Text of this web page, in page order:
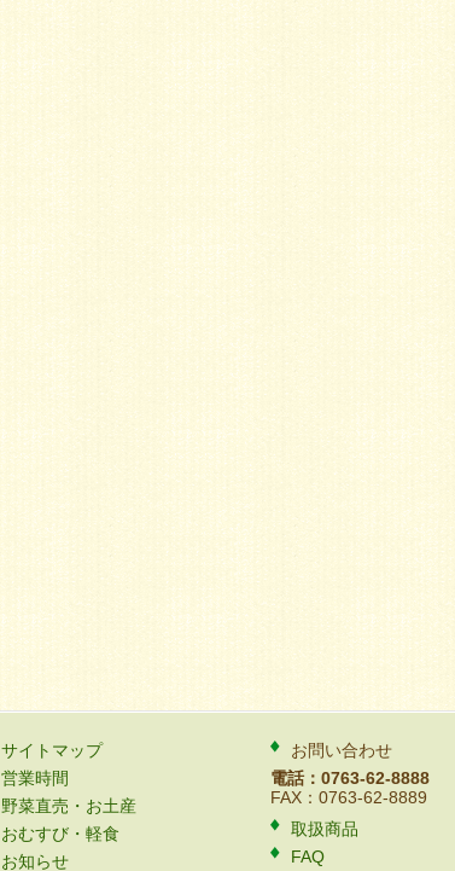
サイトマップ
営業時間
野菜直売・お土産
おむすび・軽食
お知らせ
お問い合わせ
電話：0763-62-8888
FAX：0763-62-8889
取扱商品
FAQ